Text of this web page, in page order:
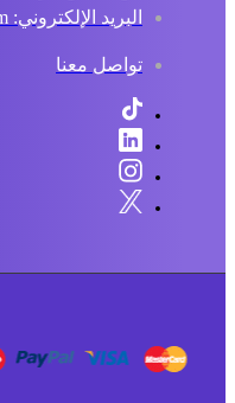
البريد الإلكتروني: help@tabibgroupapp.com
تواصل معنا